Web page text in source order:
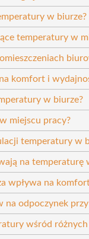
w biurze?
temperatury w
komfort i
w biurze?
miejscu pracy?
temperatury w
na temperaturę
wpływa na
na odpoczynek
wśród